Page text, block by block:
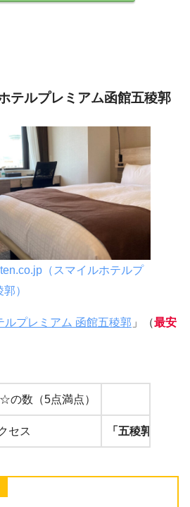
テルプレミアム函館五稜郭
（スマイルホテルプ
）
ルプレミアム 函館五稜郭 」（最安
の数（5点満点）
セス 「五稜郭公園